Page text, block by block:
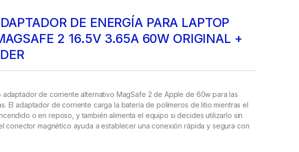
DE ENERGÍA PARA LAPTOP
2 16.5V 3.65A 60W ORIGINAL +
de corriente alternativo MagSafe 2 de Apple de 60w para las
El adaptador de corriente carga la batería de polímeros de litio mientras el
o en reposo, y también alimenta el equipo si decides utilizarlo sin
conector magnético ayuda a establecer una conexión rápida y segura con